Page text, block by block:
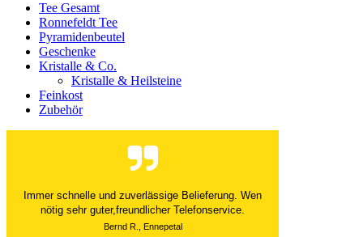
Tee Gesamt
Ronnefeldt Tee
Pyramidenbeutel
Geschenke
Kristalle & Co.
Kristalle & Heilsteine
Feinkost
Zubehör
Der Versand ist immer innerhalb von 24 Stunden
abgewickelt. Grossartig. Ich liebe die 1kg
Alubeutel.